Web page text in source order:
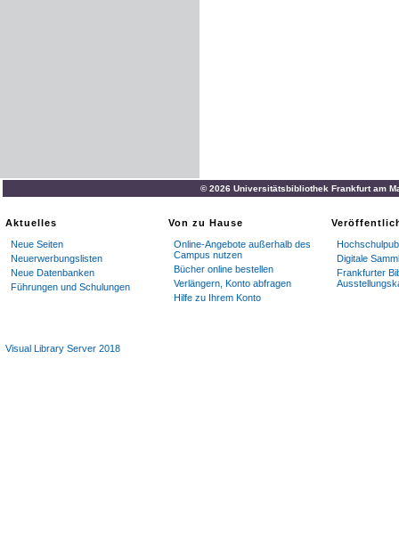
© 2026 Universitätsbibliothek Frankfurt am
Aktuelles
Neue Seiten
Neuerwerbungslisten
Neue Datenbanken
Führungen und Schulungen
Von zu Hause
Online-Angebote außerhalb des
Campus nutzen
Bücher online bestellen
Verlängern, Konto abfragen
Hilfe zu Ihrem Konto
Digitale
Frankfurter
Visual Library Server 2018